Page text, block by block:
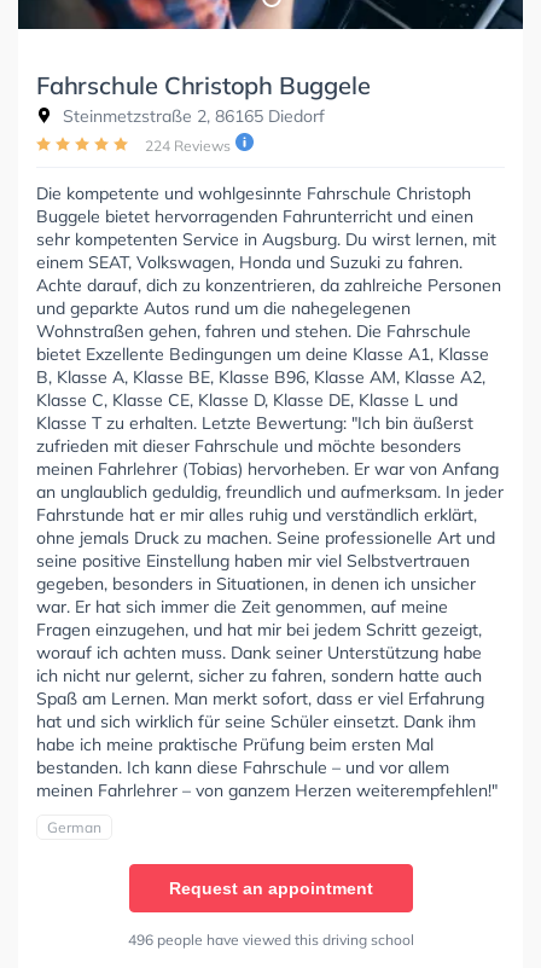
Fahrschule Christoph Buggele
Steinmetzstraße 2, 86165 Diedorf
224 Reviews
Die kompetente und wohlgesinnte Fahrschule Christoph
Buggele bietet hervorragenden Fahrunterricht und einen
sehr kompetenten Service in Augsburg. Du wirst lernen, mit
einem SEAT, Volkswagen, Honda und Suzuki zu fahren.
Achte darauf, dich zu konzentrieren, da zahlreiche Personen
und geparkte Autos rund um die nahegelegenen
Wohnstraßen gehen, fahren und stehen. Die Fahrschule
bietet Exzellente Bedingungen um deine Klasse A1, Klasse
B, Klasse A, Klasse BE, Klasse B96, Klasse AM, Klasse A2,
Klasse C, Klasse CE, Klasse D, Klasse DE, Klasse L und
Klasse T zu erhalten. Letzte Bewertung: "Ich bin äußerst
zufrieden mit dieser Fahrschule und möchte besonders
meinen Fahrlehrer (Tobias) hervorheben. Er war von Anfang
an unglaublich geduldig, freundlich und aufmerksam. In jeder
Fahrstunde hat er mir alles ruhig und verständlich erklärt,
ohne jemals Druck zu machen. Seine professionelle Art und
seine positive Einstellung haben mir viel Selbstvertrauen
gegeben, besonders in Situationen, in denen ich unsicher
war. Er hat sich immer die Zeit genommen, auf meine
Fragen einzugehen, und hat mir bei jedem Schritt gezeigt,
worauf ich achten muss. Dank seiner Unterstützung habe
ich nicht nur gelernt, sicher zu fahren, sondern hatte auch
Spaß am Lernen. Man merkt sofort, dass er viel Erfahrung
hat und sich wirklich für seine Schüler einsetzt. Dank ihm
habe ich meine praktische Prüfung beim ersten Mal
bestanden. Ich kann diese Fahrschule – und vor allem
meinen Fahrlehrer – von ganzem Herzen weiterempfehlen!"
German
Request an appointment
496 people have viewed this driving school